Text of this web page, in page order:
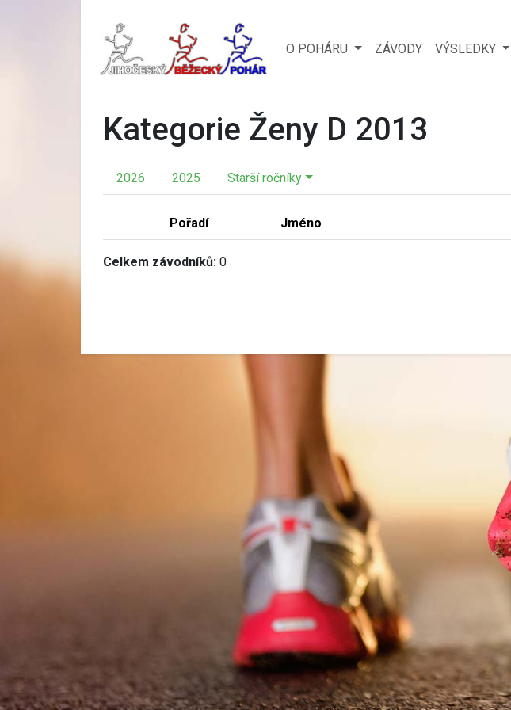
O POHÁRU ZÁVODY VÝSLEDKY
Kategorie Ženy D 2013
2026 2025 Starší ročníky
Pořadí Jméno
Celkem závodníků: 0